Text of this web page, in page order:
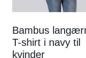
Bambus
T-shirt i navy til
kvinder